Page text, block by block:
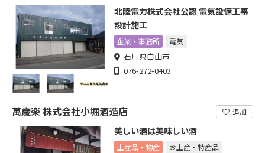
北陸電力株式会社公認 電気設備工事
設計施工
企業・事務所 電気
石川県白山市
076-272-0403
萬歳楽 株式会社小堀酒造店 追加
美しい酒は美味しい酒
土産品・物産 お土産・特産品